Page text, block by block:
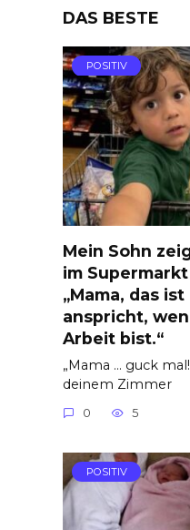
DAS BESTE
POSITIV
Mein Sohn
im
„Mama, das
anspricht,
Arbeit bist.“
„Mama … guck
deinem Zimmer
0 5
POSITIV